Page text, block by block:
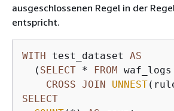
ausgeschlossenen Regel in der
entspricht.
WITH test_dataset AS
  (
SELECT * FROM waf_logs
CROSS JOIN UNNEST
SELECT